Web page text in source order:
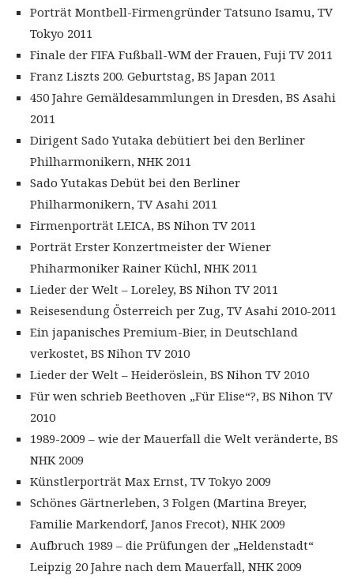
Porträt Montbell-Firmengründer Tatsuno Isamu, TV
Tokyo 2011
Finale der FIFA Fußball-WM der Frauen, Fuji TV 2011
Franz Liszts 200. Geburtstag, BS Japan 2011
450 Jahre Gemäldesammlungen in Dresden, BS Asahi
2011
Dirigent Sado Yutaka debütiert bei den Berliner
Philharmonikern, NHK 2011
Sado Yutakas Debüt bei den Berliner
Philharmonikern, TV Asahi 2011
Firmenporträt LEICA, BS Nihon TV 2011
Porträt Erster Konzertmeister der Wiener
Phiharmoniker Rainer Küchl, NHK 2011
Lieder der Welt – Loreley, BS Nihon TV 2011
Reisesendung Österreich per Zug, TV Asahi 2010-2011
Ein japanisches Premium-Bier, in Deutschland
verkostet, BS Nihon TV 2010
Lieder der Welt – Heideröslein, BS Nihon TV 2010
Für wen schrieb Beethoven „Für Elise“?, BS Nihon TV
2010
1989-2009 – wie der Mauerfall die Welt veränderte, BS
NHK 2009
Künstlerporträt Max Ernst, TV Tokyo 2009
Schönes Gärtnerleben, 3 Folgen (Martina Breyer,
Familie Markendorf, Janos Frecot), NHK 2009
Aufbruch 1989 – die Prüfungen der „Heldenstadt“
Leipzig 20 Jahre nach dem Mauerfall, NHK 2009